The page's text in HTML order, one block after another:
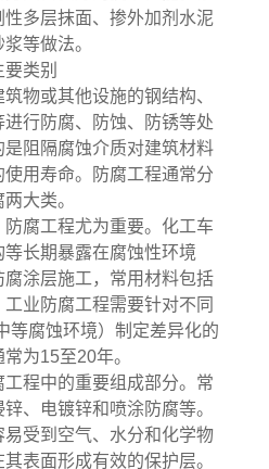
多层抹面、掺外加剂水泥
等做法。
类别
物或其他设施的钢结构、
行防腐、防蚀、防锈等处
阻隔腐蚀介质对建筑材料
用寿命。防腐工程通常分
大类。
腐工程尤为重要。化工车
长期暴露在腐蚀性环境
涂层施工，常用材料包括
业防腐工程需要针对不同
等腐蚀环境）制定差异化的
为15至20年。
程中的重要组成部分。常
、电镀锌和喷涂防腐等。
受到空气、水分和化学物
表面形成有效的保护层。